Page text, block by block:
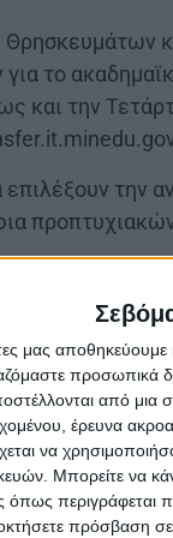
μας
προσωπικά
από μια
έρευνα
να
Μπορείτε να
περιγράφεται
πρόσβαση σε
Θρησκευμάτων
το
και την
την
σε όσους
εισήχθησαν στα